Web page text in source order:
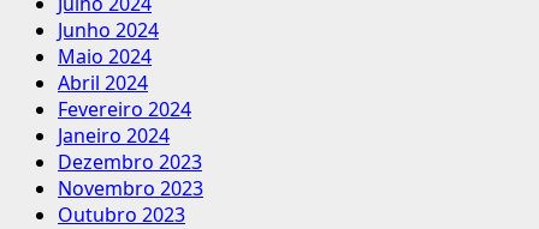
Junho 2024
Maio 2024
Abril 2024
Fevereiro 2024
Janeiro 2024
Dezembro 2023
Novembro 2023
Outubro 2023